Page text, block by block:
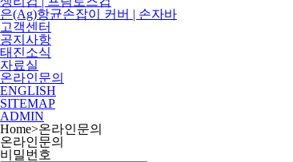
은(Ag)항균손잡이 커버 | 손자바
고객센터
공지사항
태진소식
자료실
온라인문의
ENGLISH
SITEMAP
ADMIN
Home>온라인문의
온라인문의
비밀번호